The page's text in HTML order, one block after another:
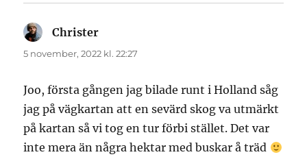
Christer
5 november, 2022 kl. 22:27
Joo, första gången jag bilade runt i Holland såg
jag på vägkartan att en sevärd skog va utmärkt
på kartan så vi tog en tur förbi stället. Det var
inte mera än några hektar med buskar å träd